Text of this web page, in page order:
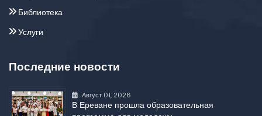
Библиотека
Услуги
Последние новости
Август 01, 2026
В Ереване прошла образовательная